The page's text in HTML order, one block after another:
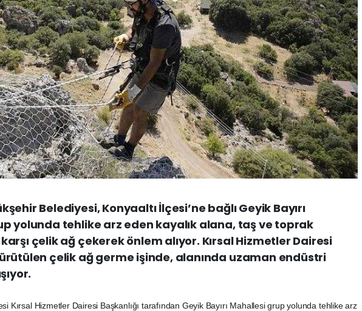
Belediyesi, Konyaaltı İlçesi’ne bağlı Geyik Bayırı
yolunda tehlike arz eden kayalık alana, taş ve toprak
çelik ağ çekerek önlem alıyor. Kırsal Hizmetler Dairesi
çelik ağ germe işinde, alanında uzaman endüstri
Kırsal Hizmetler Dairesi Başkanlığı tarafından Geyik Bayırı Mahallesi grup yolunda tehlike arz